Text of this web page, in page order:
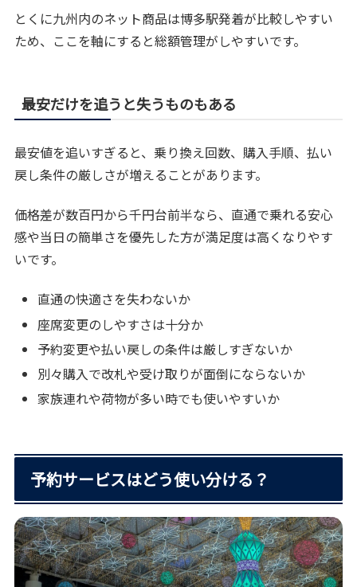
とくに九州内のネット商品は博多駅発着が比較しやすい
ため、ここを軸にすると総額管理がしやすいです。
最安だけを追うと失うものもある
最安値を追いすぎると、乗り換え回数、購入手順、払い
戻し条件の厳しさが増えることがあります。
価格差が数百円から千円台前半なら、直通で乗れる安心
感や当日の簡単さを優先した方が満足度は高くなりやす
いです。
直通の快適さを失わないか
座席変更のしやすさは十分か
予約変更や払い戻しの条件は厳しすぎないか
別々購入で改札や受け取りが面倒にならないか
家族連れや荷物が多い時でも使いやすいか
予約サービスはどう使い分ける？